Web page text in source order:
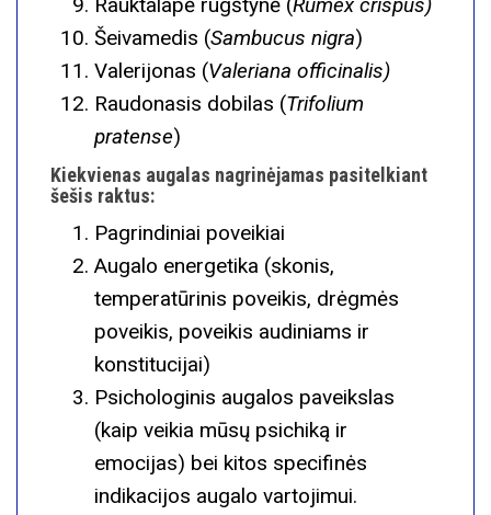
Rauktalapė rugštynė (Rumex crispus)
Šeivamedis (Sambucus nigra)
Valerijonas (Valeriana officinalis)
Raudonasis dobilas (Trifolium
pratense)
Kiekvienas augalas nagrinėjamas pasitelkiant
šešis raktus:
Pagrindiniai poveikiai
Augalo energetika (skonis,
temperatūrinis poveikis, drėgmės
poveikis, poveikis audiniams ir
konstitucijai)
Psichologinis augalos paveikslas
(kaip veikia mūsų psichiką ir
emocijas) bei kitos specifinės
indikacijos augalo vartojimui.